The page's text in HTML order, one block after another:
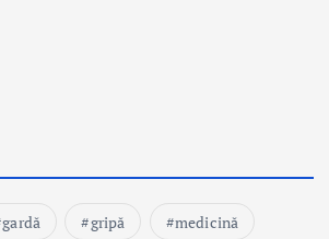
gardă gripă
medicină